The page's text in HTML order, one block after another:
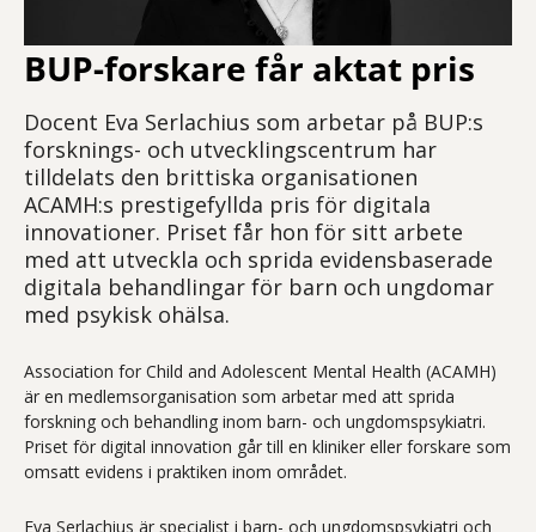
BUP-forskare får aktat pris
Docent Eva Serlachius som arbetar på BUP:s
forsknings- och utvecklingscentrum har
tilldelats den brittiska organisationen
ACAMH:s prestigefyllda pris för digitala
innovationer. Priset får hon för sitt arbete
med att utveckla och sprida evidensbaserade
digitala behandlingar för barn och ungdomar
med psykisk ohälsa.
Association for Child and Adolescent Mental Health (ACAMH)
är en medlemsorganisation som arbetar med att sprida
forskning och behandling inom barn- och ungdomspsykiatri.
Priset för digital innovation går till en kliniker eller forskare som
omsatt evidens i praktiken inom området.
Eva Serlachius är specialist i barn- och ungdomspsykiatri och